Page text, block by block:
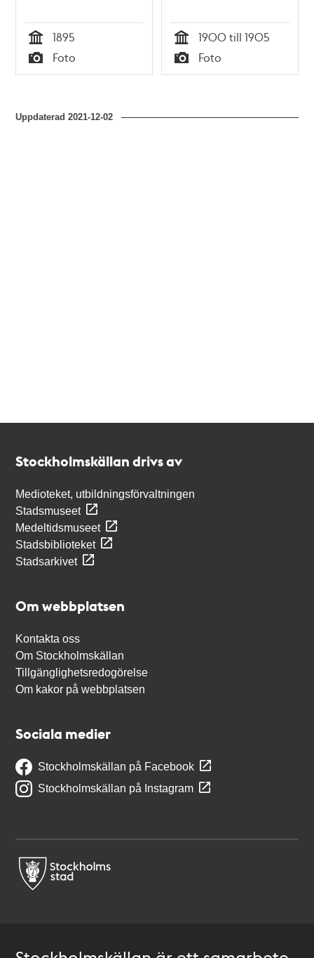
Tid
1895
Typ
Foto Tid
1900 till 1905
Typ
Foto
Uppdaterad2021-12-02
Stockholmskällan drivs av
Medioteket, utbildningsförvaltningen
Stadsmuseet
Medeltidsmuseet
Stadsbiblioteket
Stadsarkivet
Om webbplatsen
Kontakta oss
Om Stockholmskällan
Tillgänglighetsredogörelse
Om kakor på webbplatsen
Sociala medier
Stockholmskällan på Facebook
Stockholmskällan på Instagram